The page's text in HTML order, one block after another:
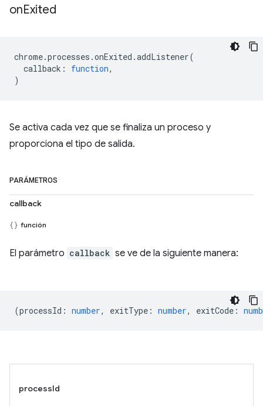
onExited
chrome.processes .onExited .addListener(
callback : function,
)
Se activa cada vez que se finaliza un proceso y
proporciona el tipo de salida.
PARÁMETROS
callback
función
El parámetro callback se ve de la siguiente manera:
(processId : number, exitType : number, exitCode :
processId